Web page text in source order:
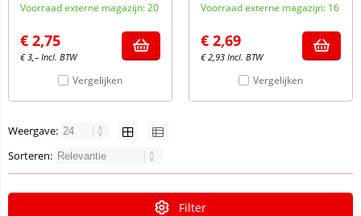
Voorraad externe magazijn: 20
€ 2,75
€3,– Incl. BTW
Vergelijken
Voorraad externe magazijn: 16
€ 2,69
€2,93 Incl. BTW
Vergelijken
Weergave:
Sorteren:
Filter